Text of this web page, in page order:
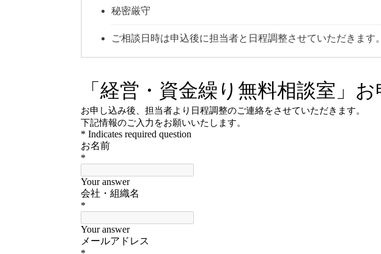
秘密厳守
ご相談日時は申込後に担当者と日程調整させていただきます。